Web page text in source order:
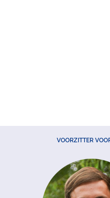
VOORZITTER